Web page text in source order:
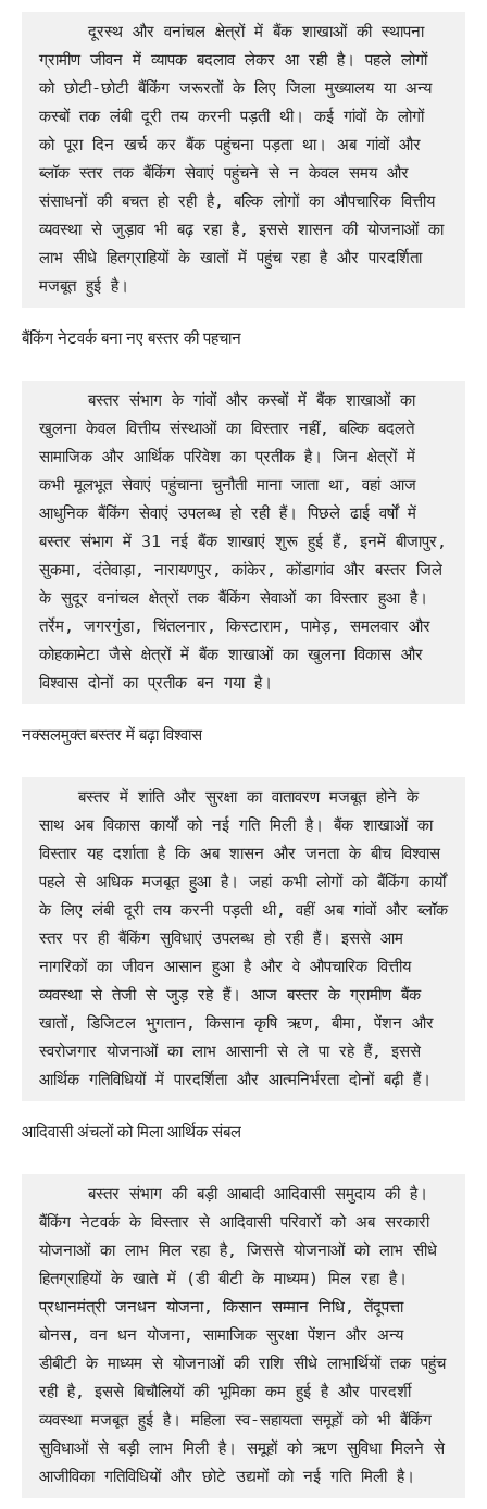
     दूरस्थ और वनांचल क्षेत्रों में बैंक शाखाओं की स्थापना
ग्रामीण जीवन में व्यापक बदलाव लेकर आ रही है। पहले लोगों
को छोटी-छोटी बैंकिंग जरूरतों के लिए जिला मुख्यालय या अन्य
कस्बों तक लंबी दूरी तय करनी पड़ती थी। कई गांवों के लोगों
को पूरा दिन खर्च कर बैंक पहुंचना पड़ता था। अब गांवों और
ब्लॉक स्तर तक बैंकिंग सेवाएं पहुंचने से न केवल समय और
संसाधनों की बचत हो रही है, बल्कि लोगों का औपचारिक वित्तीय
व्यवस्था से जुड़ाव भी बढ़ रहा है, इससे शासन की योजनाओं का
लाभ सीधे हितग्राहियों के खातों में पहुंच रहा है और पारदर्शिता
मजबूत हुई है।
बैंकिंग नेटवर्क बना नए बस्तर की पहचान
     बस्तर संभाग के गांवों और कस्बों में बैंक शाखाओं का
खुलना केवल वित्तीय संस्थाओं का विस्तार नहीं, बल्कि बदलते
सामाजिक और आर्थिक परिवेश का प्रतीक है। जिन क्षेत्रों में
कभी मूलभूत सेवाएं पहुंचाना चुनौती माना जाता था, वहां आज
आधुनिक बैंकिंग सेवाएं उपलब्ध हो रही हैं। पिछले ढाई वर्षों में
बस्तर संभाग में 31 नई बैंक शाखाएं शुरू हुई हैं, इनमें बीजापुर,
सुकमा, दंतेवाड़ा, नारायणपुर, कांकेर, कोंडागांव और बस्तर जिले
के सुदूर वनांचल क्षेत्रों तक बैंकिंग सेवाओं का विस्तार हुआ है।
तर्रेम, जगरगुंडा, चिंतलनार, किस्टाराम, पामेड़, समलवार और
कोहकामेटा जैसे क्षेत्रों में बैंक शाखाओं का खुलना विकास और
विश्वास दोनों का प्रतीक बन गया है।
नक्सलमुक्त बस्तर में बढ़ा विश्वास
    बस्तर में शांति और सुरक्षा का वातावरण मजबूत होने के
साथ अब विकास कार्यों को नई गति मिली है। बैंक शाखाओं का
विस्तार यह दर्शाता है कि अब शासन और जनता के बीच विश्वास
पहले से अधिक मजबूत हुआ है। जहां कभी लोगों को बैंकिंग कार्यों
के लिए लंबी दूरी तय करनी पड़ती थी, वहीं अब गांवों और ब्लॉक
स्तर पर ही बैंकिंग सुविधाएं उपलब्ध हो रही हैं। इससे आम
नागरिकों का जीवन आसान हुआ है और वे औपचारिक वित्तीय
व्यवस्था से तेजी से जुड़ रहे हैं। आज बस्तर के ग्रामीण बैंक
खातों, डिजिटल भुगतान, किसान कृषि ऋण, बीमा, पेंशन और
स्वरोजगार योजनाओं का लाभ आसानी से ले पा रहे हैं, इससे
आर्थिक गतिविधियों में पारदर्शिता और आत्मनिर्भरता दोनों बढ़ी हैं।
आदिवासी अंचलों को मिला आर्थिक संबल
     बस्तर संभाग की बड़ी आबादी आदिवासी समुदाय की है।
बैंकिंग नेटवर्क के विस्तार से आदिवासी परिवारों को अब सरकारी
योजनाओं का लाभ मिल रहा है, जिससे योजनाओं को लाभ सीधे
हितग्राहियों के खाते में (डी बीटी के माध्यम) मिल रहा है।
प्रधानमंत्री जनधन योजना, किसान सम्मान निधि, तेंदूपत्ता
बोनस, वन धन योजना, सामाजिक सुरक्षा पेंशन और अन्य
डीबीटी के माध्यम से योजनाओं की राशि सीधे लाभार्थियों तक पहुंच
रही है, इससे बिचौलियों की भूमिका कम हुई है और पारदर्शी
व्यवस्था मजबूत हुई है। महिला स्व-सहायता समूहों को भी बैंकिंग
सुविधाओं से बड़ी लाभ मिली है। समूहों को ऋण सुविधा मिलने से
आजीविका गतिविधियों और छोटे उद्यमों को नई गति मिली है।